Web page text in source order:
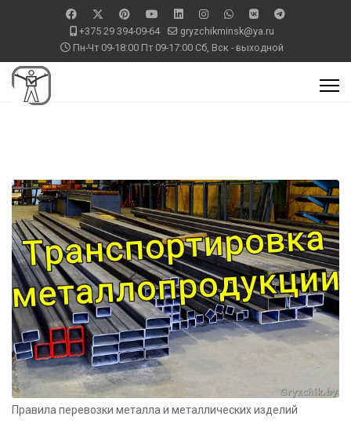
+375 29 394-09-64
gryzchikminsk@ya.ru
Пн-Чт 09-18:00 Пт 09-17:00 Сб, Вск - выходной
Правила перевозки металла и металлических изделий